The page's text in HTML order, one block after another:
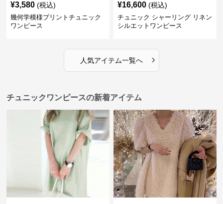
¥3,580 (税込)
幾何学模様プリントチュニック
ワンピース
¥16,600 (税込)
チュニック シャーリング リネン
シルエットワンピース
人気アイテム一覧へ ›
チュニックワンピースの新着アイテム